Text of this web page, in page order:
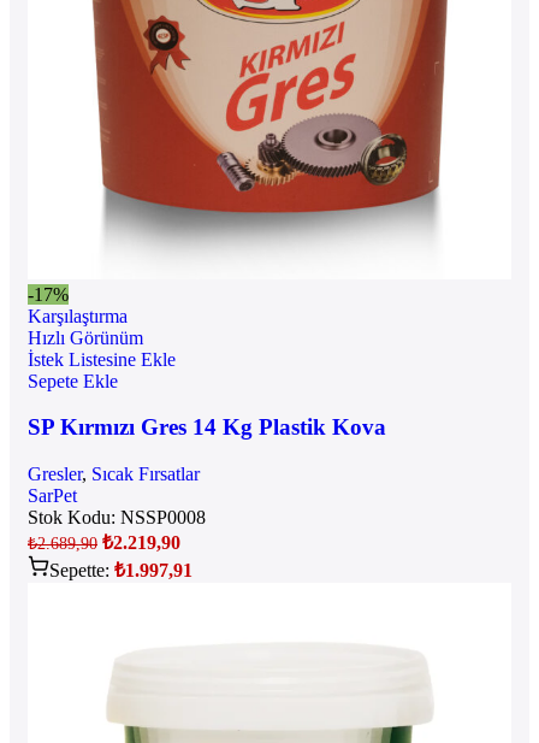
-17%
Karşılaştırma
Hızlı Görünüm
İstek Listesine Ekle
Sepete Ekle
SP Kırmızı Gres 14 Kg Plastik Kova
Gresler, Sıcak Fırsatlar
SarPet
Stok Kodu: NSSP0008
₺2.689,90 ₺2.219,90
Sepette: ₺1.997,91